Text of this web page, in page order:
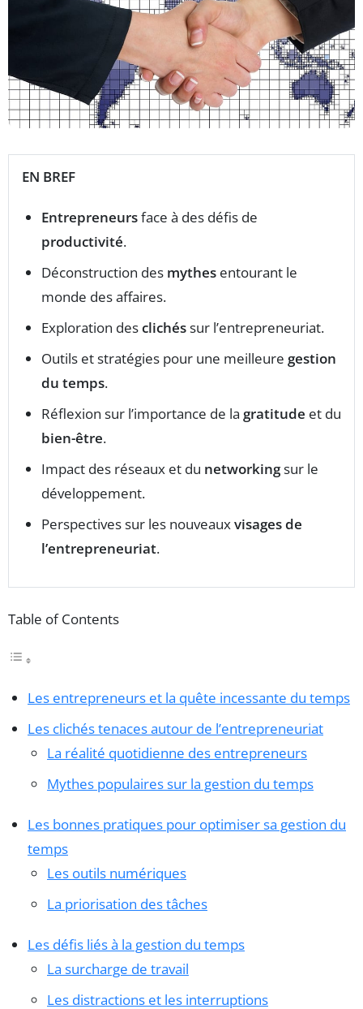
EN BREF
Entrepreneursface à des défis de
productivité.
Déconstruction des mythes entourant le
monde des affaires.
Exploration desclichéssur l’entrepreneuriat.
Outils et stratégies pour une meilleure gestion
du temps.
Réflexion sur l’importance de la gratitude et du
bien-être.
Impact des réseaux et du networkingsur le
développement.
Perspectives sur les nouveauxvisages de
l’entrepreneuriat.
Table of Contents
Les entrepreneurs et la quête incessante du temps
Les clichés tenaces autour de l’entrepreneuriat
La réalité quotidienne des entrepreneurs
Mythes populaires sur la gestion du temps
Les bonnes pratiques pour optimiser sa gestion du
temps
Les outils numériques
La priorisation des tâches
Les défis liés à la gestion du temps
La surcharge de travail
Les distractions et les interruptions